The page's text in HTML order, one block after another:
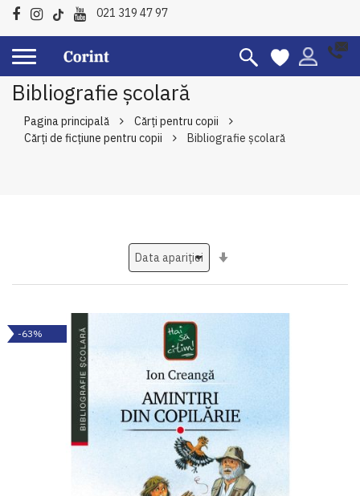
021 319 47 97
Bibliografie școlară
Pagina principală
Cărți pentru copii
Cărți de ficțiune pentru copii
Bibliografie școlară
-63%